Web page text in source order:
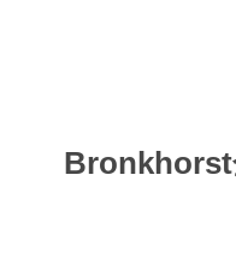
Bronkhorst